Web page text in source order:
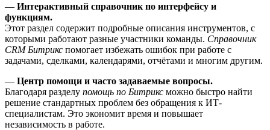
— Интерактивный справочник по интерфейсу и
функциям.
Этот раздел содержит подробные описания инструментов, с
которыми работают разные участники команды. Справочник
CRM Битрикс помогает избежать ошибок при работе с
задачами, сделками, календарями, отчётами и многим другим.
— Центр помощи и часто задаваемые вопросы.
Благодаря разделу помощь по Битрикс можно быстро найти
решение стандартных проблем без обращения к ИТ-
специалистам. Это экономит время и повышает
независимость в работе.